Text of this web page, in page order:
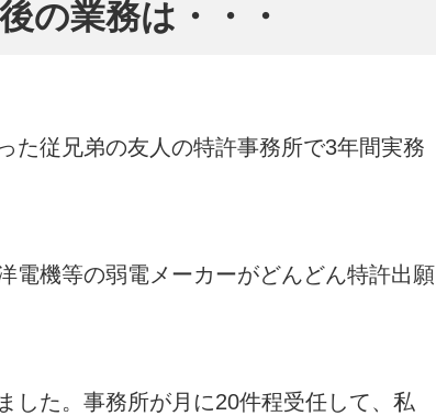
の業務は・・・
た従兄弟の友人の特許事務所で3年間実務
電機等の弱電メーカーがどんどん特許出願
した。事務所が月に20件程受任して、私